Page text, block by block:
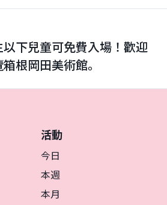
下兒童可免費入場！歡迎
根岡田美術館。
活動
今日
本週
本月